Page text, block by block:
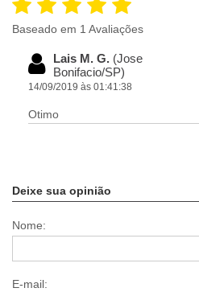
Baseado em 1 Avaliações
Lais M. G. (Jose
Bonifacio/SP)
14/09/2019 às 01:41:38
Otimo
Deixe sua opinião
Nome:
E-mail: